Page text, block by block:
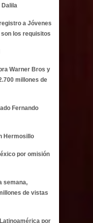
a Jóvenes
los requisitos
Warner Bros y
millones de
Fernando
Hermosillo
por omisión
semana,
de vistas
por